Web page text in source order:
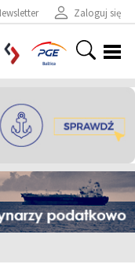
Zaloguj się